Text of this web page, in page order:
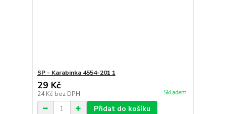
SP - Karabinka 4554-201 1
29 Kč
24 Kč bez DPH Skladem
Přidat do košíku